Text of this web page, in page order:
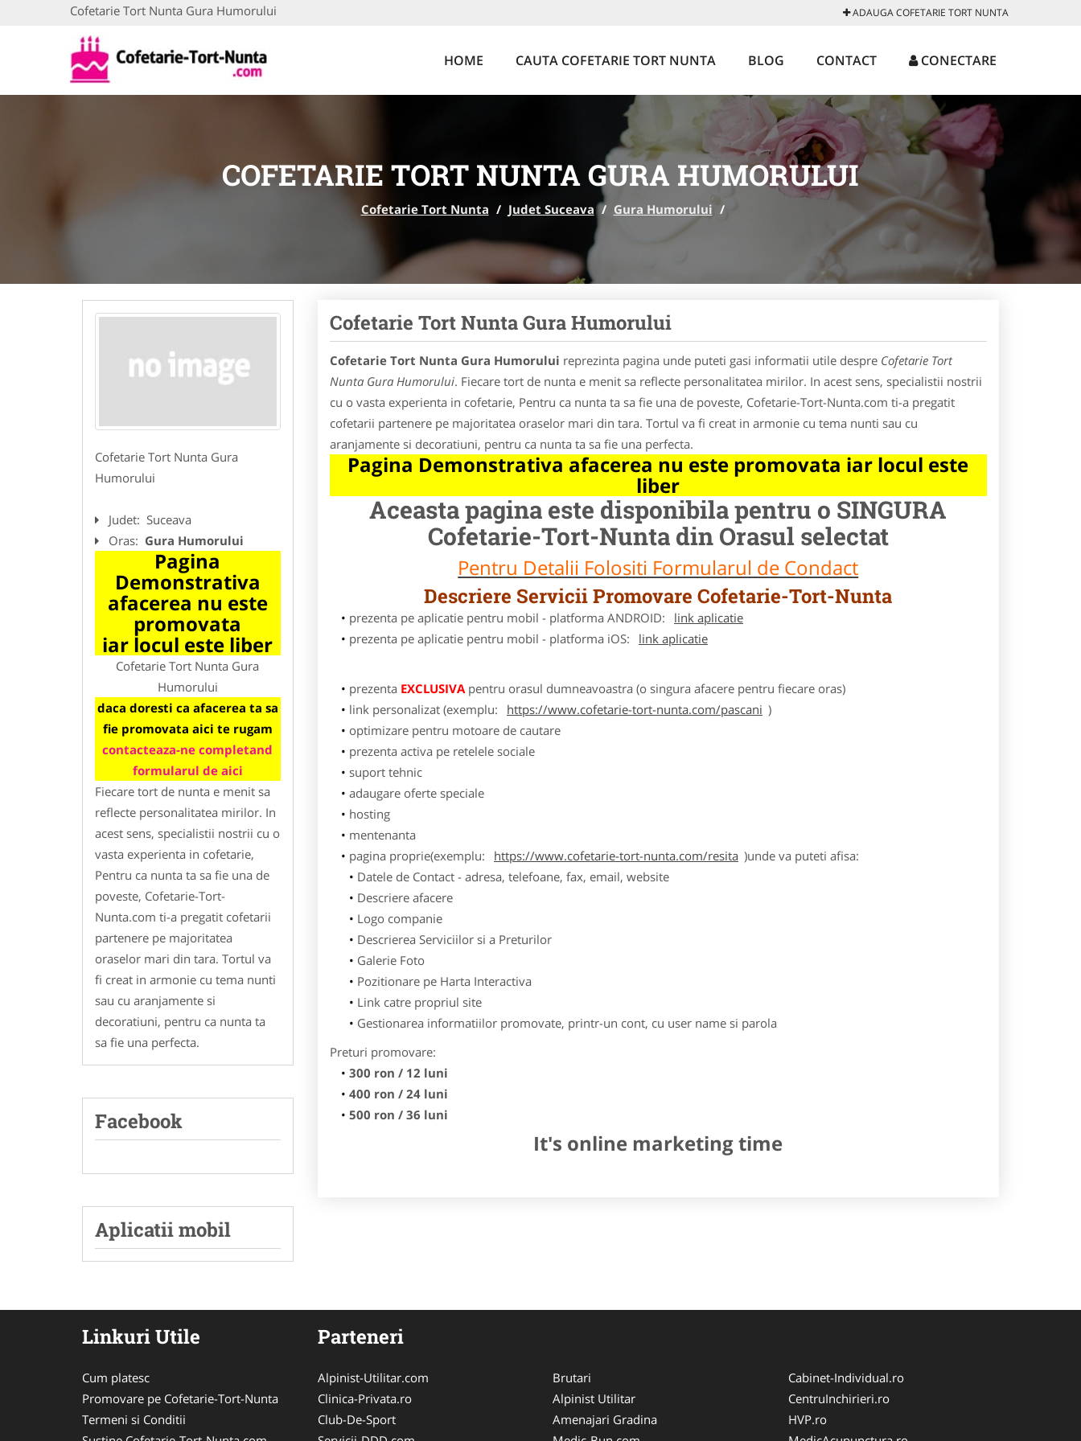
Cofetarie Tort Nunta Gura Humorului ADAUGA COFETARIE TORT NUNTA
HOME CAUTA COFETARIE TORT NUNTA BLOG CONTACT CONECTARE
COFETARIE TORT NUNTA GURA HUMORULUI
Cofetarie Tort Nunta / Judet Suceava / Gura Humorului /
Cofetarie Tort Nunta Gura
Humorului
Judet: Suceava
Oras: Gura Humorului
Pagina
Demonstrativa
afacerea nu este
promovata
iar locul este liber
Cofetarie Tort Nunta Gura
Humorului
daca doresti ca afacerea ta sa
fie promovata aici te rugam
contacteaza-ne completand
formularul de aici
Fiecare tort de nunta e menit sa
reflecte personalitatea mirilor. In
acest sens, specialistii nostrii cu o
vasta experienta in cofetarie,
Pentru ca nunta ta sa fie una de
poveste, Cofetarie-Tort-
Nunta.com ti-a pregatit cofetarii
partenere pe majoritatea
oraselor mari din tara. Tortul va
fi creat in armonie cu tema nunti
sau cu aranjamente si
decoratiuni, pentru ca nunta ta
sa fie una perfecta.
Facebook
Aplicatii mobil
Cofetarie Tort Nunta Gura Humorului
Cofetarie Tort Nunta Gura Humorului reprezinta pagina unde puteti gasi informatii utile despre Cofetarie Tort
Nunta Gura Humorului. Fiecare tort de nunta e menit sa reflecte personalitatea mirilor. In acest sens, specialistii nostrii
cu o vasta experienta in cofetarie, Pentru ca nunta ta sa fie una de poveste, Cofetarie-Tort-Nunta.com ti-a pregatit
cofetarii partenere pe majoritatea oraselor mari din tara. Tortul va fi creat in armonie cu tema nunti sau cu
aranjamente si decoratiuni, pentru ca nunta ta sa fie una perfecta.
Pagina Demonstrativa afacerea nu este promovata iar locul este
liber
Aceasta pagina este disponibila pentru o SINGURA
Cofetarie-Tort-Nunta din Orasul selectat
Pentru Detalii Folositi Formularul de Condact
Descriere Servicii Promovare Cofetarie-Tort-Nunta
prezenta pe aplicatie pentru mobil - platforma ANDROID:
link aplicatie
prezenta pe aplicatie pentru mobil - platforma iOS:
link aplicatie
prezenta EXCLUSIVApentru orasul dumneavoastra (o singura afacere pentru fiecare oras)
link personalizat (exemplu:
https://www.cofetarie-tort-nunta.com/pascani )
optimizare pentru motoare de cautare
prezenta activa pe retelele sociale
suport tehnic
adaugare oferte speciale
hosting
mentenanta
pagina proprie(exemplu:
https://www.cofetarie-tort-nunta.com/resita )unde va puteti afisa:
Datele de Contact - adresa, telefoane, fax, email, website
Descriere afacere
Logo companie
Descrierea Serviciilor si a Preturilor
Galerie Foto
Pozitionare pe Harta Interactiva
Link catre propriul site
Gestionarea informatiilor promovate, printr-un cont, cu user name si parola
Preturi promovare:
300 ron / 12 luni
400 ron / 24 luni
500 ron / 36 luni
It's online marketing time
Linkuri Utile
Cum platesc
Promovare pe Cofetarie-Tort-Nunta
Termeni si Conditii
Parteneri
Alpinist-Utilitar.com
Clinica-Privata.ro
Club-De-Sport
Brutari
Alpinist Utilitar
Amenajari Gradina
Cabinet-Individual.ro
CentruInchirieri.ro
HVP.ro